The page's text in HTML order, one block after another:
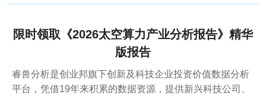
限时领取《2026太空算力产业分析报告》精华
版报告
睿兽分析是创业邦旗下创新及科技企业投资价值数据分析
平台，凭借19年来积累的数据资源，提供新兴科技公司、